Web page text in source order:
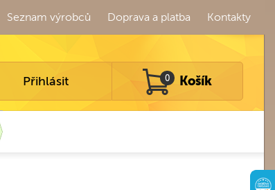
Seznam výrobců Doprava a platba Kontakty
Přihlásit 0 Košík